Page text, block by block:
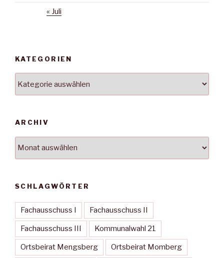
« Juli
KATEGORIEN
ARCHIV
SCHLAGWÖRTER
Fachausschuss I Fachausschuss II
Fachausschuss III Kommunalwahl 21
Ortsbeirat Mengsberg Ortsbeirat Momberg